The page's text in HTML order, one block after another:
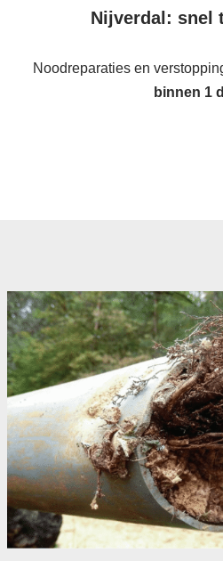
Nijverdal: snel
Noodreparaties en
binnen 1